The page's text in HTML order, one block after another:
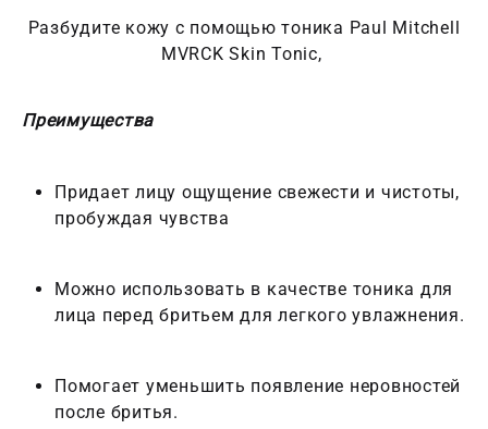
Разбудите кожу с помощью тоника Paul Mitchell
MVRCK Skin Tonic,
Преимущества
Придает лицу ощущение свежести и чистоты,
пробуждая чувства
Можно использовать в качестве тоника для
лица перед бритьем для легкого увлажнения.
Помогает уменьшить появление неровностей
после бритья.